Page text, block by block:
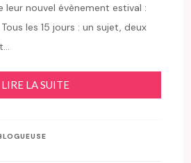
leur nouvel évènement estival :
les 15 jours : un sujet, deux
LIRE LA SUITE